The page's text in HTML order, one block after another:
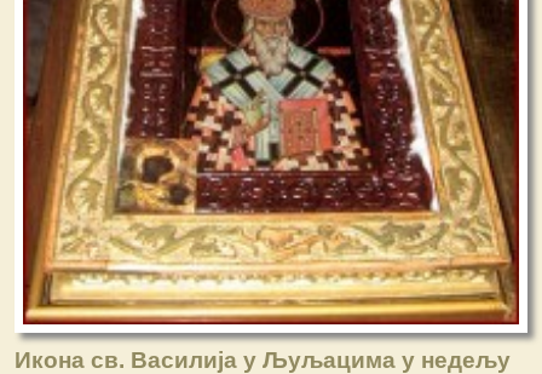
Икона св. Василија у Љуљацима у недељу